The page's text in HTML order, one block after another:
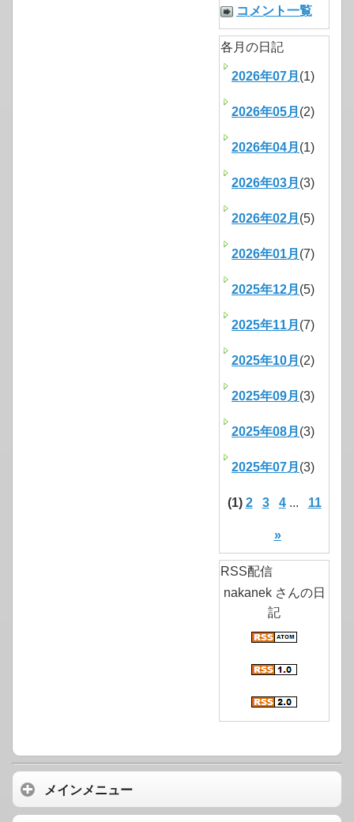
コメント一覧
各月の日記
2026年07月 (1)
2026年05月 (2)
2026年04月 (1)
2026年03月 (3)
2026年02月 (5)
2026年01月 (7)
2025年12月 (5)
2025年11月 (7)
2025年10月 (2)
2025年09月 (3)
2025年08月 (3)
2025年07月 (3)
(1) 2 3 4... 11
»
RSS配信
nakanek さんの日
記
メインメニュー